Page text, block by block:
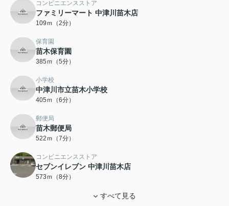
コンビニエンスストア
ファミリーマート 中津川苗木店
109ｍ（2分）
保育園
苗木保育園
385ｍ（5分）
小学校
中津川市立苗木小学校
405ｍ（6分）
郵便局
苗木郵便局
522ｍ（7分）
コンビニエンスストア
セブンイレブン 中津川苗木店
573ｍ（8分）
すべて見る